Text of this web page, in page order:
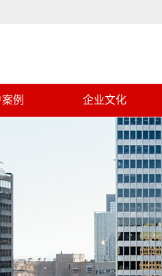
例 企业文化